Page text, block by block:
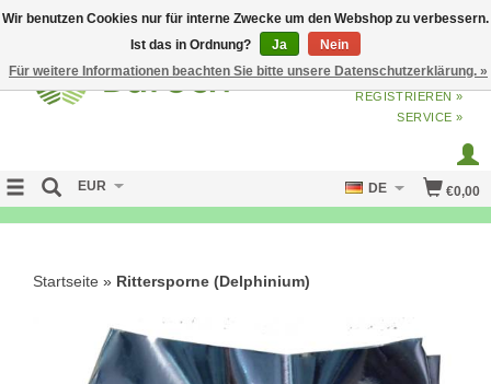
ANMELDENODERJETZT
REGISTRIEREN »
SERVICE »
€0,00
EUR DE
Startseite » Rittersporne (Delphinium)
Wir benutzen Cookies nur für interne Zwecke um den Webshop zu verbessern.
Ist das in Ordnung?
Ja
Nein
Für weitere Informationen beachten Sie bitte unsere Datenschutzerklärung. »